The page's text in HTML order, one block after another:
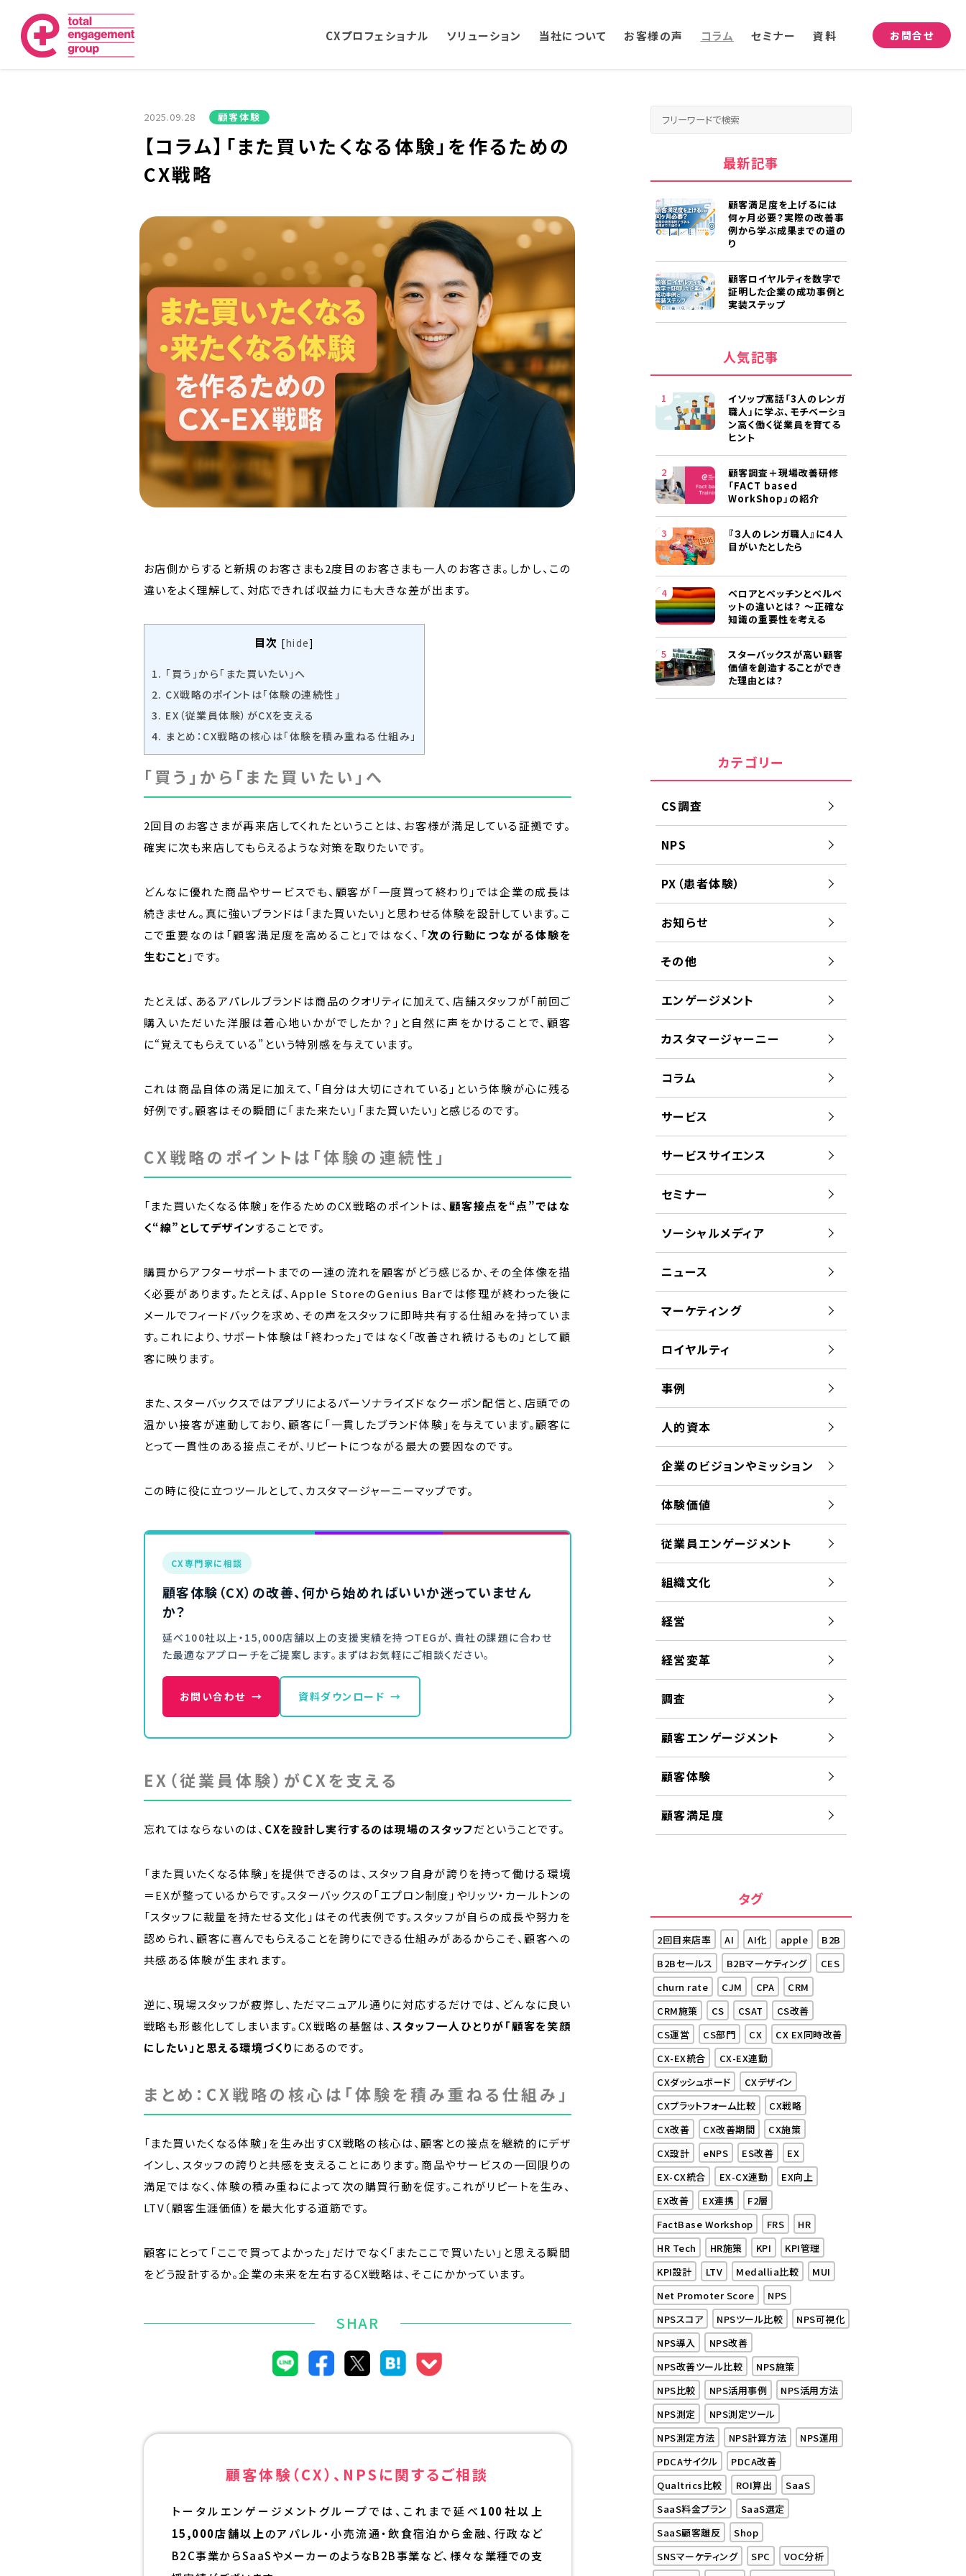
CXプロフェショナル ソリューション 当社について お客様の声 コラム セミナー 資料 お問合せ
2025.09.28 顧客体験
【コラム】「また買いたくなる体験」を作るための
CX戦略
お店側からすると新規のお客さまも2度目のお客さまも一人のお客さま。しかし、この
違いをよく理解して、対応できれば収益力にも大きな差が出ます。
目次 [hide]
1. 「買う」から「また買いたい」へ
2. CX戦略のポイントは「体験の連続性」
3. EX（従業員体験）がCXを支える
4. まとめ：CX戦略の核心は「体験を積み重ねる仕組み」
「買う」から「また買いたい」へ
2回目のお客さまが再来店してくれたということは、お客様が満足している証拠です。
確実に次も来店してもらえるような対策を取りたいです。
どんなに優れた商品やサービスでも、顧客が「一度買って終わり」では企業の成長は
続きません。真に強いブランドは「また買いたい」と思わせる体験を設計しています。こ
こで重要なのは「顧客満足度を高めること」ではなく、「次の行動につながる体験を
生むこと 」です。
たとえば、あるアパレルブランドは商品のクオリティに加えて、店舗スタッフが「前回ご
購入いただいた洋服は着心地いかがでしたか？」と自然に声をかけることで、顧客
に“覚えてもらえている”という特別感を与えています。
これは商品自体の満足に加えて、「自分は大切にされている」という体験が心に残る
好例です。顧客はその瞬間に「また来たい」「また買いたい」と感じるのです。
CX戦略のポイントは「体験の連続性」
「また買いたくなる体験」を作るためのCX戦略のポイントは、顧客接点を“点”ではな
く“線”としてデザインすることです。
購買からアフターサポートまでの一連の流れを顧客がどう感じるか、その全体像を描
く必要があります。たとえば、Apple StoreのGenius Barでは修理が終わった後に
メールでフィードバックを求め、その声をスタッフに即時共有する仕組みを持っていま
す。これにより、サポート体験は「終わった」ではなく「改善され続けるもの」として顧
客に映ります。
また、スターバックスではアプリによるパーソナライズドなクーポン配信と、店頭での
温かい接客が連動しており、顧客に「一貫したブランド体験」を与えています。顧客に
とって一貫性のある接点こそが、リピートにつながる最大の要因なのです。
この時に役に立つツールとして、カスタマージャーニーマップです。
CX専門家に相談
顧客体験（CX）の改善、何から始めればいいか迷っていません
か？
延べ100社以上・15,000店舗以上の支援実績を持つTEGが、貴社の課題に合わせ
た最適なアプローチをご提案します。まずはお気軽にご相談ください。
お問い合わせ → 資料ダウンロード →
EX（従業員体験）がCXを支える
忘れてはならないのは、 CXを設計し実行するのは現場のスタッフだということです。
「また買いたくなる体験」を提供できるのは、スタッフ自身が誇りを持って働ける環境
＝EXが整っているからです。スターバックスの「エプロン制度」やリッツ・カールトンの
「スタッフに裁量を持たせる文化」はその代表例です。スタッフが自らの成長や努力を
認められ、顧客に喜んでもらえることを誇りにできる仕組みがあるからこそ、顧客への
共感ある体験が生まれます。
逆に、現場スタッフが疲弊し、ただマニュアル通りに対応するだけでは、どんなに良い
戦略も形骸化してしまいます。CX戦略の基盤は、 スタッフ一人ひとりが「顧客を笑顔
にしたい」と思える環境づくり にあるのです。
まとめ：CX戦略の核心は「体験を積み重ねる仕組み」
「また買いたくなる体験」を生み出すCX戦略の核心は、顧客との接点を継続的にデザ
インし、スタッフの誇りと共感を支えることにあります。商品やサービスの一回限りの
満足ではなく、体験の積み重ねによって次の購買行動を促す。これがリピートを生み、
LTV（顧客生涯価値）を最大化する道筋です。
顧客にとって「ここで買ってよかった」だけでなく「またここで買いたい」と思える瞬間
をどう設計するか。企業の未来を左右するCX戦略は、そこにかかっています。
SHAR
顧客体験（CX）、NPSに関するご相談
トータルエンゲージメントグループでは、これまで延べ 100社以上
15,000店舗以上のアパレル・小売流通・飲食宿泊から金融、行政など
B2C事業からSaaSやメーカーのようなB2B事業など、様々な業種での支
最新記事
顧客満足度を上げるには
何ヶ月必要？実際の改善事
例から学ぶ成果までの道の
り
顧客ロイヤルティを数字で
証明した企業の成功事例と
実装ステップ
人気記事
イソップ寓話「3人のレンガ
職人」に学ぶ、モチベーショ
ン高く働く従業員を育てる
ヒント
顧客調査＋現場改善研修
「FACT based
WorkShop」の紹介
『３人のレンガ職人』に４人
目がいたとしたら
ベロアとベッチンとベルベ
ットの違いとは？ ～正確な
知識の重要性を考える
スターバックスが高い顧客
価値を創造することができ
た理由とは？
カテゴリー
CS調査
NPS
PX（患者体験）
お知らせ
その他
エンゲージメント
カスタマージャーニー
コラム
サービス
サービスサイエンス
セミナー
ソーシャルメディア
ニュース
マーケティング
ロイヤルティ
事例
人的資本
企業のビジョンやミッション
体験価値
従業員エンゲージメント
組織文化
経営
経営変革
調査
顧客エンゲージメント
顧客体験
顧客満足度
タグ
2回目来店率 AI AI化 apple
B2B
B2Bセールス
B2Bマーケティング
CES
churn rate
CJM CPA
CRM
CRM施策
CS CSAT
CS改善
CS運営
CS部門 CX
CX EX同時改善
CX-EX統合
CX-EX連動
CXダッシュボード
CXデザイン
CXプラットフォーム比較
CX戦略
CX改善
CX改善期間
CX施策
CX設計
eNPS ES改善
EX
EX-CX統合
EX-CX連動
EX向上
EX改善
EX連携
F2層
FactBase Workshop
FRS
HR
HR Tech
HR施策 KPI
KPI管理
KPI設計
LTV Medallia比較
MUI
Net Promoter Score
NPS
NPSスコア
NPSツール比較
NPS可視化
NPS導入
NPS改善
NPS改善ツール比較
NPS施策
NPS比較
NPS活用事例
NPS活用方法
NPS測定
NPS測定ツール
NPS測定方法
NPS計算方法
NPS運用
PDCAサイクル
PDCA改善
Qualtrics比較
ROI算出
SaaS
SaaS料金プラン
SaaS選定
SaaS顧客離反
Shop
SNSマーケティング
SPC
VOC分析